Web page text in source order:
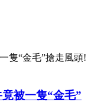
被一隻“金毛”